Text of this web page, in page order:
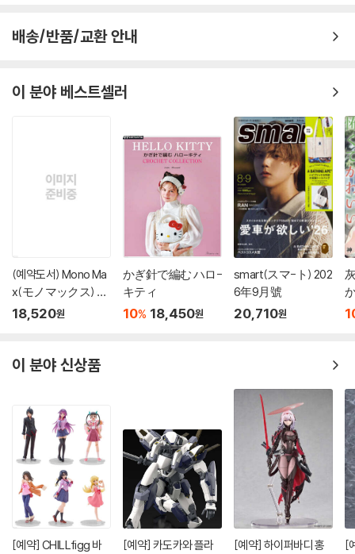
배송/반품/교환 안내
이 분야 베스트셀러
(예약도서) Mono Ma
x(モノマックス) 20
26年10月號
18,520원
かぎ針で編む ハロ-
キティ
10% 18,450원
smart(スマ-ト) 202
6年9月號
20,710원
이 분야 신상품
[예약] CHILLfigg 바
[예약] 카도카와 플라
[예약] 하이퍼바디 홍
[